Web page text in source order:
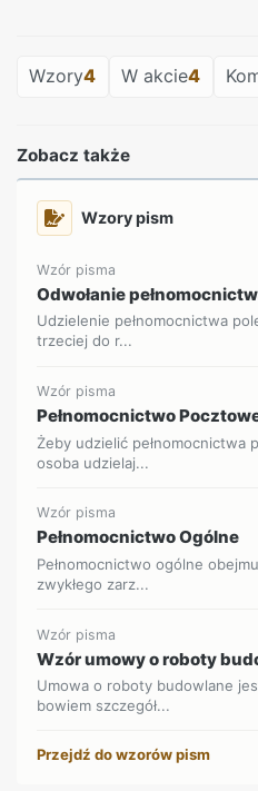
Wzory4 W akcie4
Zobacz także
Wzory pism
Wzór pisma
Odwołanie
Udzielenie pełnomocnictwa
trzeciej do r...
Wzór pisma
Pełnomocnictwo
Żeby udzielić pełnomocnictwa
osoba udzielaj...
Wzór pisma
Pełnomocnictwo Ogólne
Pełnomocnictwo ogólne
zwykłego zarz...
Wzór pisma
Wzór umowy o roboty
Umowa o roboty budowlane
bowiem szczegół...
Przejdź do wzorów pism